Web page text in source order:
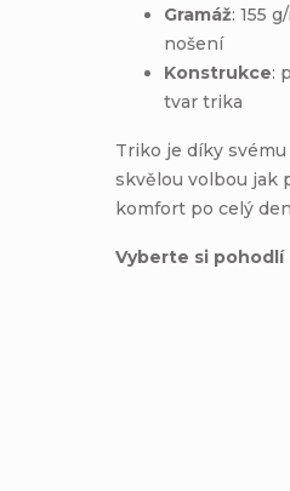
Gramáž: 155
nošení
Konstrukce:
tvar trika
Triko je díky
skvělou volbou jak
komfort po celý
Vyberte si pohodlí